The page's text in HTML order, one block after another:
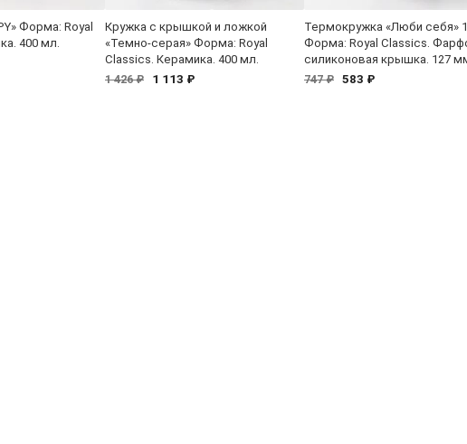
Форма: Royal
400 мл.
Кружка с крышкой и ложкой
«Темно-серая» Форма: Royal
Classics. Керамика. 400 мл.
1 426 ₽
1 113 ₽
Термокружка «Люби себя»
Форма: Royal Classics.
силиконовая крышка. 127
747 ₽ 583 ₽